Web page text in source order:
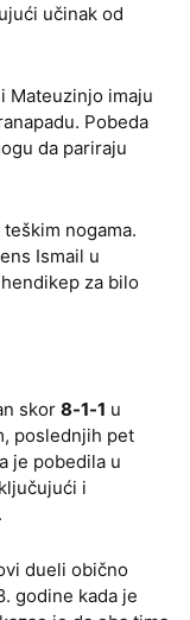
učinak od
Mateuzinjo imaju
Pobeda
da pariraju
nogama.
Ismail u
za bilo
skor 8-1-1 u
poslednjih pet
je pobedila u
i
dueli obično
godine kada je